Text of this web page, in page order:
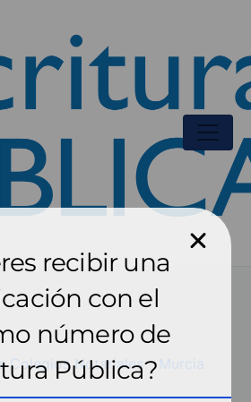
Colegios Notariales - Murcia
recibir una
con el
número de
Pública?